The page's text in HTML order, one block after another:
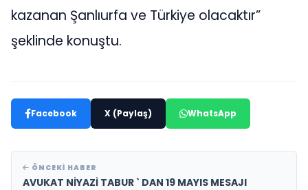
kazanan Şanlıurfa ve Türkiye olacaktır”
şeklinde konuştu.
Facebook X (Paylaş) WhatsApp
ÖNCEKI HABER
AVUKAT NİYAZİ TABUR ` DAN 19 MAYIS MESAJI